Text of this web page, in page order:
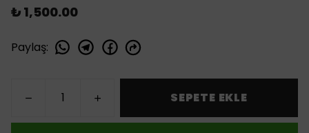
₺ 1,500.00
Paylaş:
SEPETE EKLE